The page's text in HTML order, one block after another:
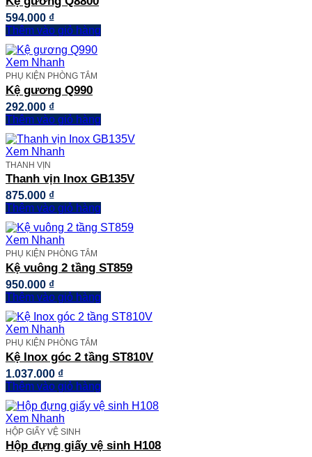
594.000 ₫
Thêm vào giỏ hàng
Xem Nhanh
PHỤ KIỆN PHÒNG TẮM
Kệ gương Q990
292.000 ₫
Thêm vào giỏ hàng
Xem Nhanh
THANH VỊN
Thanh vịn Inox GB135V
875.000 ₫
Thêm vào giỏ hàng
Xem Nhanh
PHỤ KIỆN PHÒNG TẮM
Kệ vuông 2 tầng ST859
950.000 ₫
Thêm vào giỏ hàng
Xem Nhanh
PHỤ KIỆN PHÒNG TẮM
Kệ Inox góc 2 tầng ST810V
1.037.000 ₫
Thêm vào giỏ hàng
Xem Nhanh
HỘP GIẤY VỆ SINH
Hộp đựng giấy vệ sinh H108